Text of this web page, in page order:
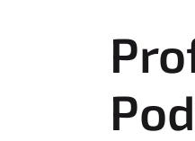
h
e
r
e